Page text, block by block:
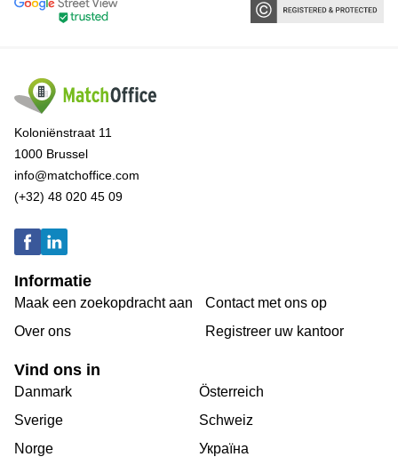
Koloniënstraat 11
1000 Brussel
info@matchoffice.com
(+32) 48 020 45 09
Informatie
Maak een zoekopdracht aan
Over ons
Contact met ons op
Registreer uw kantoor
Vind ons in
Danmark
Sverige
Norge
Österreich
Schweiz
Україна